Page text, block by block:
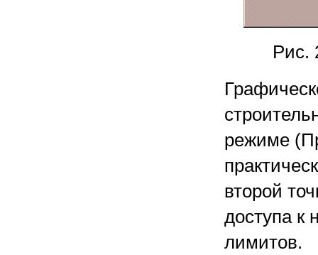
Рис.
режиме
второй
доступа к
лимитов.